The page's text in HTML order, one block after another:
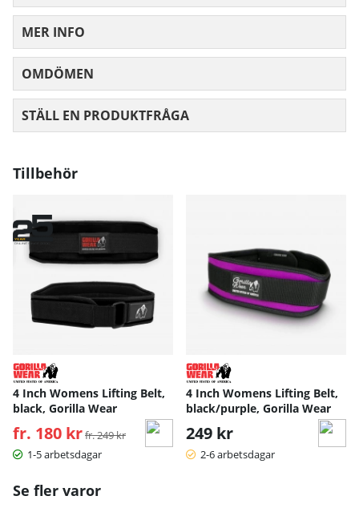
MER INFO
OMDÖMEN
STÄLL EN PRODUKTFRÅGA
Tillbehör
4 Inch Womens Lifting Belt,
black, Gorilla Wear
fr. 180 kr Ordinarie pris:
fr. 249 kr
1-5 arbetsdagar
4 Inch Womens Lifting Belt,
black/purple, Gorilla Wear
249 kr
2-6 arbetsdagar
Se fler varor